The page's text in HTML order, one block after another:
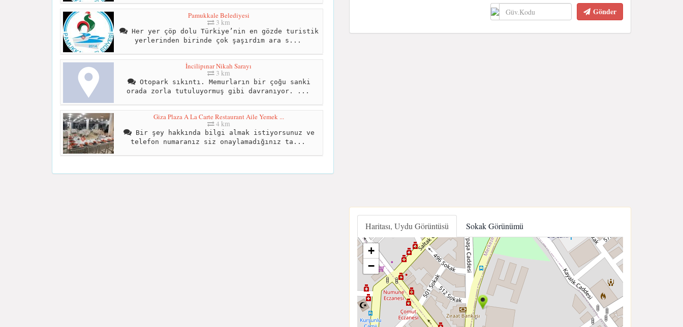
Pamukkale Belediyesi
3 km
Her yer çöp dolu Türkiye’nin en gözde turistik
yerlerinden birinde çok şaşırdım ara s...
İncilipınar Nikah Sarayı
3 km
Otopark sıkıntı. Memurların bir çoğu sanki
orada zorla tutuluyormuş gibi davranıyor. ...
Giza Plaza A La Carte Restaurant Aile Yemek ...
4 km
Bir şey hakkında bilgi almak istiyorsunuz ve
telefon numaranız siz onaylamadığınız ta...
Gönder
Haritası, Uydu Görüntüsü Sokak Görünümü
+
−